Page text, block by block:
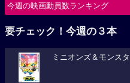
今週の映画動員数ランキング
要チェック！今週の３本
ミニオンズ＆モンス